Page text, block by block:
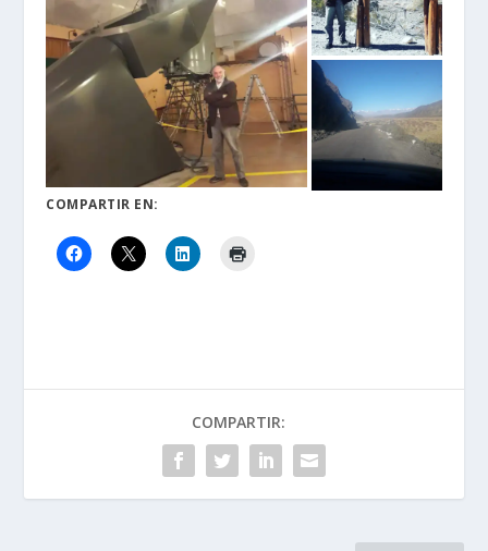
COMPARTIR EN:
COMPARTIR: